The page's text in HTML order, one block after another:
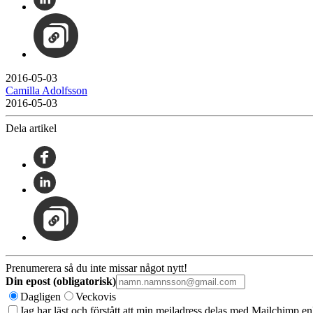
2016-05-03
Camilla Adolfsson
2016-05-03
Dela artikel
Prenumerera så du inte missar något nytt!
Din epost (obligatorisk)
Dagligen
Veckovis
Jag har läst och förstått att min mejladress delas med Mailchimp